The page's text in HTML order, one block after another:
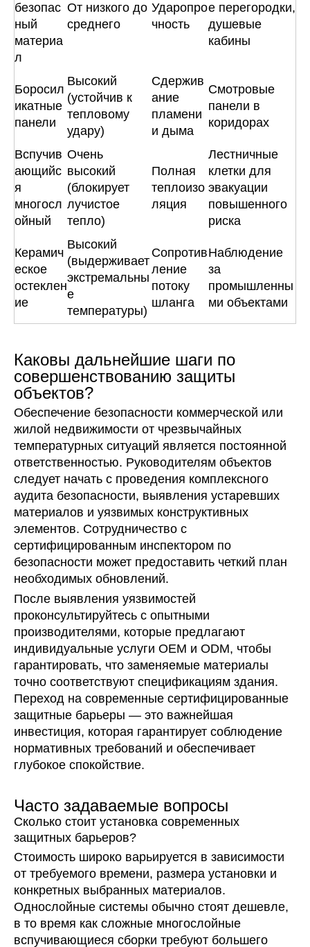
безопас
ный
материа
л
От низкого до
среднего
Ударопро
чность
е перегородки,
душевые
кабины
Боросил
икатные
панели
Высокий
(устойчив к
тепловому
удару)
Сдержив
ание
пламени
и дыма
Смотровые
панели в
коридорах
Вспучив
ающийс
я
многосл
ойный
Очень
высокий
(блокирует
лучистое
тепло)
Полная
теплоизо
ляция
Лестничные
клетки для
эвакуации
повышенного
риска
Керамич
еское
остеклен
ие
Высокий
(выдерживает
экстремальны
е
температуры)
Сопротив
ление
потоку
шланга
Наблюдение
за
промышленны
ми объектами
Каковы дальнейшие шаги по
совершенствованию защиты
объектов?
Обеспечение безопасности коммерческой или
жилой недвижимости от чрезвычайных
температурных ситуаций является постоянной
ответственностью. Руководителям объектов
следует начать с проведения комплексного
аудита безопасности, выявления устаревших
материалов и уязвимых конструктивных
элементов. Сотрудничество с
сертифицированным инспектором по
безопасности может предоставить четкий план
необходимых обновлений.
После выявления уязвимостей
проконсультируйтесь с опытными
производителями, которые предлагают
индивидуальные услуги OEM и ODM, чтобы
гарантировать, что заменяемые материалы
точно соответствуют спецификациям здания.
Переход на современные сертифицированные
защитные барьеры — это важнейшая
инвестиция, которая гарантирует соблюдение
нормативных требований и обеспечивает
глубокое спокойствие.
Часто задаваемые вопросы
Сколько стоит установка современных
защитных барьеров?
Стоимость широко варьируется в зависимости
от требуемого времени, размера установки и
конкретных выбранных материалов.
Однослойные системы обычно стоят дешевле,
в то время как сложные многослойные
вспучивающиеся сборки требуют большего